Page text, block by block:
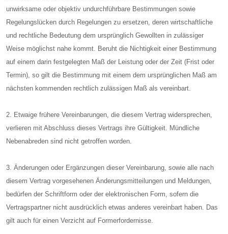
unwirksame oder objektiv undurchführbare Bestimmungen sowie
Regelungslücken durch Regelungen zu ersetzen, deren wirtschaftliche
und rechtliche Bedeutung dem ursprünglich Gewollten in zulässiger
Weise möglichst nahe kommt. Beruht die Nichtigkeit einer Bestimmung
auf einem darin festgelegten Maß der Leistung oder der Zeit (Frist oder
Termin), so gilt die Bestimmung mit einem dem ursprünglichen Maß am
nächsten kommenden rechtlich zulässigen Maß als vereinbart.
2. Etwaige frühere Vereinbarungen, die diesem Vertrag widersprechen,
verlieren mit Abschluss dieses Vertrags ihre Gültigkeit. Mündliche
Nebenabreden sind nicht getroffen worden.
3. Änderungen oder Ergänzungen dieser Vereinbarung, sowie alle nach
diesem Vertrag vorgesehenen Änderungsmitteilungen und Meldungen,
bedürfen der Schriftform oder der elektronischen Form, sofern die
Vertragspartner nicht ausdrücklich etwas anderes vereinbart haben. Das
gilt auch für einen Verzicht auf Formerfordernisse.